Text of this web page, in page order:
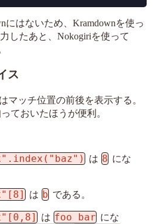
にはないため、Kramdownを使っ
したあと、Nokogiriを使って
ス
マッチ位置の前後を表示する。
ておいたほうが便利。
は 8 にな
は b である。
は foo bar にな